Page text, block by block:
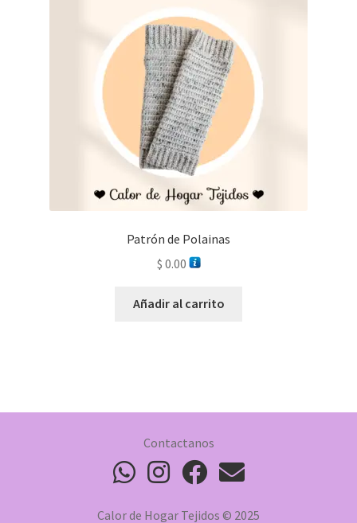
Patrón de Polainas
$ 0.00
Añadir al carrito
Contactanos
Calor de Hogar Tejidos © 2025